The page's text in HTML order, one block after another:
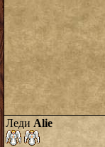
Леди Alie